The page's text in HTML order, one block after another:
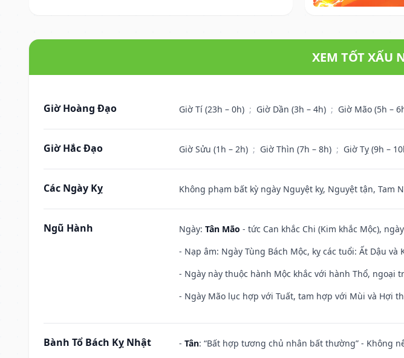
XEM TỐT XẤU
Giờ Hoàng Đạo Giờ Tí (23h – 0h) ; Giờ Dần (3h – 4h) ; Giờ Mão (5h –
Giờ Hắc Đạo Giờ Sửu (1h – 2h) ; Giờ Thìn (7h – 8h) ; Giờ Tỵ (9h –
Các Ngày Kỵ Không phạm bất kỳ ngày Nguyệt kỵ, Nguyệt tận, Tam
Ngũ Hành Ngày: Tân Mão - tức Can khắc Chi (Kim khắc Mộc),
- Nạp âm: Ngày Tùng Bách Mộc, kỵ các tuổi: Ất Dậu và
- Ngày này thuộc hành Mộc khắc với hành Thổ, ngoại
- Ngày Mão lục hợp với Tuất, tam hợp với Mùi và Hợi
Bành Tổ Bách Kỵ Nhật - Tân: “Bất hợp tương chủ nhân bất thường” - Không